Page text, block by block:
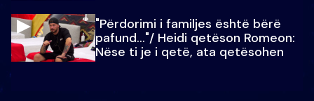
"Përdorimi i familjes është bërë
pafund…"/ Heidi qetëson Romeon:
Nëse ti je i qetë, ata qetësohen